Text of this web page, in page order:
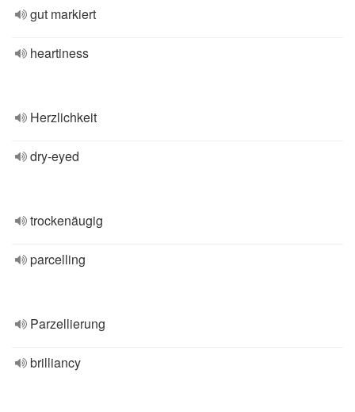
gut markiert
heartiness
Herzlichkeit
dry-eyed
trockenäugig
parcelling
Parzellierung
brilliancy